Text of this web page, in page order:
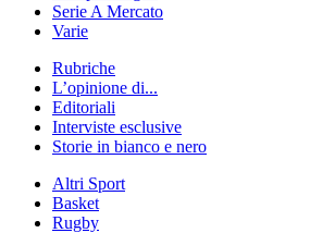
Serie A Mercato
Varie
Rubriche
L’opinione di...
Editoriali
Interviste esclusive
Storie in bianco e nero
Altri Sport
Basket
Rugby